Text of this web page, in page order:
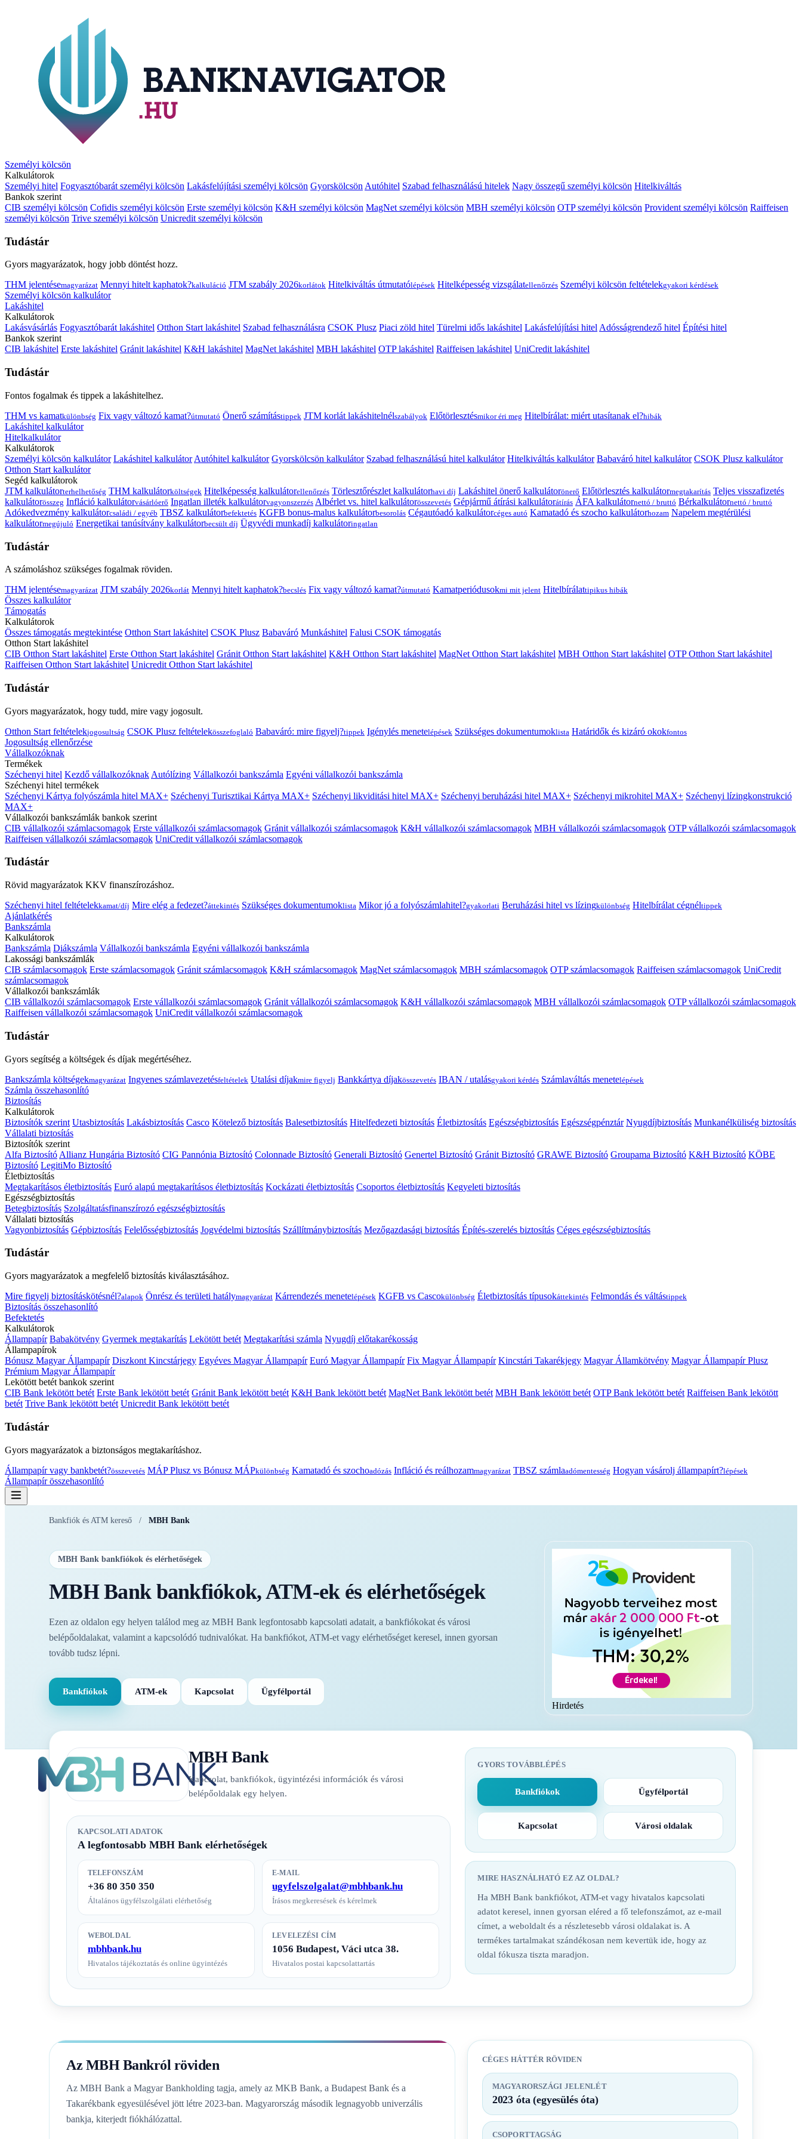
Személyi kölcsön
Kalkulátorok
Személyi hitel Fogyasztóbarát személyi kölcsön Lakásfelújítási személyi kölcsön Gyorskölcsön Autóhitel Szabad felhasználású hitelek Nagy összegű személyi kölcsön Hitelkiváltás
Bankok szerint
CIB személyi kölcsön Cofidis személyi kölcsön Erste személyi kölcsön K&H személyi kölcsön MagNet személyi kölcsön MBH személyi kölcsön OTP személyi kölcsön Provident személyi kölcsön Raiffeisen
személyi kölcsön Trive személyi kölcsön Unicredit személyi kölcsön
Tudástár
Gyors magyarázatok, hogy jobb döntést hozz.
THM jelentésemagyarázat Mennyi hitelt kaphatok?kalkuláció JTM szabály 2026korlátok Hitelkiváltás útmutatólépések Hitelképesség vizsgálatellenőrzés Személyi kölcsön feltételekgyakori kérdések
Személyi kölcsön kalkulátor
Lakáshitel
Kalkulátorok
Lakásvásárlás Fogyasztóbarát lakáshitel Otthon Start lakáshitel Szabad felhasználásra CSOK Plusz Piaci zöld hitel Türelmi idős lakáshitel Lakásfelújítási hitelAdósságrendező hitel Építési hitel
Bankok szerint
CIB lakáshitel Erste lakáshitel Gránit lakáshitel K&H lakáshitel MagNet lakáshitel MBH lakáshitel OTP lakáshitel Raiffeisen lakáshitel UniCredit lakáshitel
Tudástár
Fontos fogalmak és tippek a lakáshitelhez.
THM vs kamatkülönbség Fix vagy változó kamat?útmutató Önerő számítástippek JTM korlát lakáshitelnélszabályok Előtörlesztésmikor éri meg Hitelbírálat: miért utasítanak el?hibák
Lakáshitel kalkulátor
Hitelkalkulátor
Kalkulátorok
Személyi kölcsön kalkulátor Lakáshitel kalkulátor Autóhitel kalkulátor Gyorskölcsön kalkulátor Szabad felhasználású hitel kalkulátor Hitelkiváltás kalkulátor Babaváró hitel kalkulátor CSOK Plusz kalkulátor
Otthon Start kalkulátor
Segéd kalkulátorok
JTM kalkulátorterhelhetőség THM kalkulátorköltségek Hitelképesség kalkulátorellenőrzés Törlesztőrészlet kalkulátorhavi díj Lakáshitel önerő kalkulátorönerő Előtörlesztés kalkulátormegtakarítás Teljes visszafizetés
kalkulátorösszeg Infláció kalkulátorvásárlóerő Ingatlan illeték kalkulátorvagyonszerzés Albérlet vs. hitel kalkulátorösszevetés Gépjármű átírási kalkulátorátírás ÁFA kalkulátornettó / bruttó Bérkalkulátornettó / bruttó
Adókedvezmény kalkulátorcsaládi / egyéb TBSZ kalkulátorbefektetés KGFB bonus-malus kalkulátorbesorolás Cégautóadó kalkulátorcéges autó Kamatadó és szocho kalkulátorhozam Napelem megtérülési
kalkulátormegújuló Energetikai tanúsítvány kalkulátorbecsült díj Ügyvédi munkadíj kalkulátoringatlan
Tudástár
A számoláshoz szükséges fogalmak röviden.
THM jelentésemagyarázat JTM szabály 2026korlát Mennyi hitelt kaphatok?becslés Fix vagy változó kamat?útmutató Kamatperiódusokmi mit jelent Hitelbírálattipikus hibák
Összes kalkulátor
Támogatás
Kalkulátorok
Összes támogatás megtekintése Otthon Start lakáshitel CSOK Plusz Babaváró Munkáshitel Falusi CSOK támogatás
Otthon Start lakáshitel
CIB Otthon Start lakáshitel Erste Otthon Start lakáshitel Gránit Otthon Start lakáshitel K&H Otthon Start lakáshitel MagNet Otthon Start lakáshitel MBH Otthon Start lakáshitel OTP Otthon Start lakáshitel
Raiffeisen Otthon Start lakáshitel Unicredit Otthon Start lakáshitel
Tudástár
Gyors magyarázatok, hogy tudd, mire vagy jogosult.
Otthon Start feltételekjogosultság CSOK Plusz feltételekösszefoglaló Babaváró: mire figyelj?tippek Igénylés menetelépések Szükséges dokumentumoklista Határidők és kizáró okokfontos
Jogosultság ellenőrzése
Vállalkozóknak
Termékek
Széchenyi hitel Kezdő vállalkozóknak Autólízing Vállalkozói bankszámla Egyéni vállalkozói bankszámla
Széchenyi hitel termékek
Széchenyi Kártya folyószámla hitel MAX+ Széchenyi Turisztikai Kártya MAX+ Széchenyi likviditási hitel MAX+ Széchenyi beruházási hitel MAX+ Széchenyi mikrohitel MAX+ Széchenyi lízingkonstrukció
MAX+
Vállalkozói bankszámlák bankok szerint
CIB vállalkozói számlacsomagok Erste vállalkozói számlacsomagok Gránit vállalkozói számlacsomagok K&H vállalkozói számlacsomagok MBH vállalkozói számlacsomagok OTP vállalkozói számlacsomagok
Raiffeisen vállalkozói számlacsomagok UniCredit vállalkozói számlacsomagok
Tudástár
Rövid magyarázatok KKV finanszírozáshoz.
Széchenyi hitel feltételekkamat/díj Mire elég a fedezet?áttekintés Szükséges dokumentumoklista Mikor jó a folyószámlahitel?gyakorlati Beruházási hitel vs lízingkülönbség Hitelbírálat cégnéltippek
Ajánlatkérés
Bankszámla
Kalkulátorok
Bankszámla Diákszámla Vállalkozói bankszámla Egyéni vállalkozói bankszámla
Lakossági bankszámlák
CIB számlacsomagok Erste számlacsomagok Gránit számlacsomagok K&H számlacsomagok MagNet számlacsomagok MBH számlacsomagok OTP számlacsomagok Raiffeisen számlacsomagok UniCredit
számlacsomagok
Vállalkozói bankszámlák
CIB vállalkozói számlacsomagok Erste vállalkozói számlacsomagok Gránit vállalkozói számlacsomagok K&H vállalkozói számlacsomagok MBH vállalkozói számlacsomagok OTP vállalkozói számlacsomagok
Raiffeisen vállalkozói számlacsomagok UniCredit vállalkozói számlacsomagok
Tudástár
Gyors segítség a költségek és díjak megértéséhez.
Bankszámla költségekmagyarázat Ingyenes számlavezetésfeltételek Utalási díjakmire figyelj Bankkártya díjakösszevetés IBAN / utalásgyakori kérdés Számlaváltás menetelépések
Számla összehasonlító
Biztosítás
Kalkulátorok
Biztosítók szerint Utasbiztosítás Lakásbiztosítás Casco Kötelező biztosítás Balesetbiztosítás Hitelfedezeti biztosítás Életbiztosítás Egészségbiztosítás Egészségpénztár Nyugdíjbiztosítás Munkanélküliség biztosítás
Vállalati biztosítás
Biztosítók szerint
Alfa Biztosító Allianz Hungária Biztosító CIG Pannónia Biztosító Colonnade Biztosító Generali Biztosító Genertel Biztosító Gránit Biztosító GRAWE Biztosító Groupama Biztosító K&H Biztosító KÖBE
Biztosító LegitiMo Biztosító
Életbiztosítás
Megtakarításos életbiztosítás Euró alapú megtakarításos életbiztosítás Kockázati életbiztosítás Csoportos életbiztosítás Kegyeleti biztosítás
Egészségbiztosítás
Betegbiztosítás Szolgáltatásfinanszírozó egészségbiztosítás
Vállalati biztosítás
Vagyonbiztosítás Gépbiztosítás Felelősségbiztosítás Jogvédelmi biztosítás Szállítmánybiztosítás Mezőgazdasági biztosítás Építés-szerelés biztosítás Céges egészségbiztosítás
Tudástár
Gyors magyarázatok a megfelelő biztosítás kiválasztásához.
Mire figyelj biztosításkötésnél?alapok Önrész és területi hatálymagyarázat Kárrendezés menetelépések KGFB vs Cascokülönbség Életbiztosítás típusokáttekintés Felmondás és váltástippek
Biztosítás összehasonlító
Befektetés
Kalkulátorok
Állampapír Babakötvény Gyermek megtakarítás Lekötött betét Megtakarítási számla Nyugdíj előtakarékosság
Állampapírok
Bónusz Magyar Állampapír Diszkont Kincstárjegy Egyéves Magyar Állampapír Euró Magyar Állampapír Fix Magyar Állampapír Kincstári Takarékjegy Magyar Államkötvény Magyar Állampapír Plusz
Prémium Magyar Állampapír
Lekötött betét bankok szerint
CIB Bank lekötött betét Erste Bank lekötött betét Gránit Bank lekötött betét K&H Bank lekötött betét MagNet Bank lekötött betét MBH Bank lekötött betét OTP Bank lekötött betét Raiffeisen Bank lekötött
betét Trive Bank lekötött betét Unicredit Bank lekötött betét
Tudástár
Gyors magyarázatok a biztonságos megtakarításhoz.
Állampapír vagy bankbetét?összevetés MÁP Plusz vs Bónusz MÁPkülönbség Kamatadó és szochoadózás Infláció és reálhozammagyarázat TBSZ számlaadómentesség Hogyan vásárolj állampapírt?lépések
Állampapír összehasonlító
Bankfiók és ATM kereső / MBH Bank
MBH Bank bankfiókok és elérhetőségek
MBH Bank bankfiókok, ATM-ek és elérhetőségek
Ezen az oldalon egy helyen találod meg az MBH Bank legfontosabb kapcsolati adatait, a bankfiókokat és városi
belépőoldalakat, valamint a kapcsolódó tudnivalókat. Ha bankfiókot, ATM-et vagy elérhetőséget keresel, innen gyorsan
tovább tudsz lépni.
Bankfiókok ATM-ek Kapcsolat Ügyfélportál
Hirdetés
MBH Bank
Kapcsolat, bankfiókok, ügyintézési információk és városi
belépőoldalak egy helyen.
KAPCSOLATI ADATOK
A legfontosabb MBH Bank elérhetőségek
TELEFONSZÁM
+36 80 350 350
Általános ügyfélszolgálati elérhetőség
E-MAIL
ugyfelszolgalat@mbhbank.hu
Írásos megkeresések és kérelmek
WEBOLDAL
mbhbank.hu
Hivatalos tájékoztatás és online ügyintézés
LEVELEZÉSI CÍM
1056 Budapest, Váci utca 38.
Hivatalos postai kapcsolattartás
GYORS TOVÁBBLÉPÉS
Bankfiókok Ügyfélportál
Kapcsolat Városi oldalak
MIRE HASZNÁLHATÓ EZ AZ OLDAL?
Ha MBH Bank bankfiókot, ATM-et vagy hivatalos kapcsolati
adatot keresel, innen gyorsan eléred a fő telefonszámot, az e-mail
címet, a weboldalt és a részletesebb városi oldalakat is. A
termékes tartalmakat szándékosan nem kevertük ide, hogy az
oldal fókusza tiszta maradjon.
Az MBH Bankról röviden
Az MBH Bank a Magyar Bankholding tagja, amely az MKB Bank, a Budapest Bank és a
Takarékbank egyesülésével jött létre 2023-ban. Magyarország második legnagyobb univerzális
bankja, kiterjedt fiókhálózattal.
CÉGES HÁTTÉR RÖVIDEN
MAGYARORSZÁGI JELENLÉT
2023 óta (egyesülés óta)
CSOPORTTAGSÁG